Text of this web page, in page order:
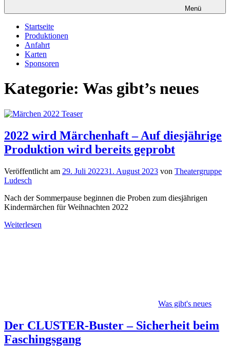
Menü
Startseite
Produktionen
Anfahrt
Karten
Sponsoren
Kategorie: Was gibt’s neues
2022 wird Märchenhaft – Auf diesjährige
Produktion wird bereits geprobt
Veröffentlicht am 29. Juli 202231. August 2023 von Theatergruppe
Ludesch
Nach der Sommerpause beginnen die Proben zum diesjährigen
Kindermärchen für Weihnachten 2022
Weiterlesen
Was gibt's neues
Der CLUSTER-Buster – Sicherheit beim
Faschingsgang